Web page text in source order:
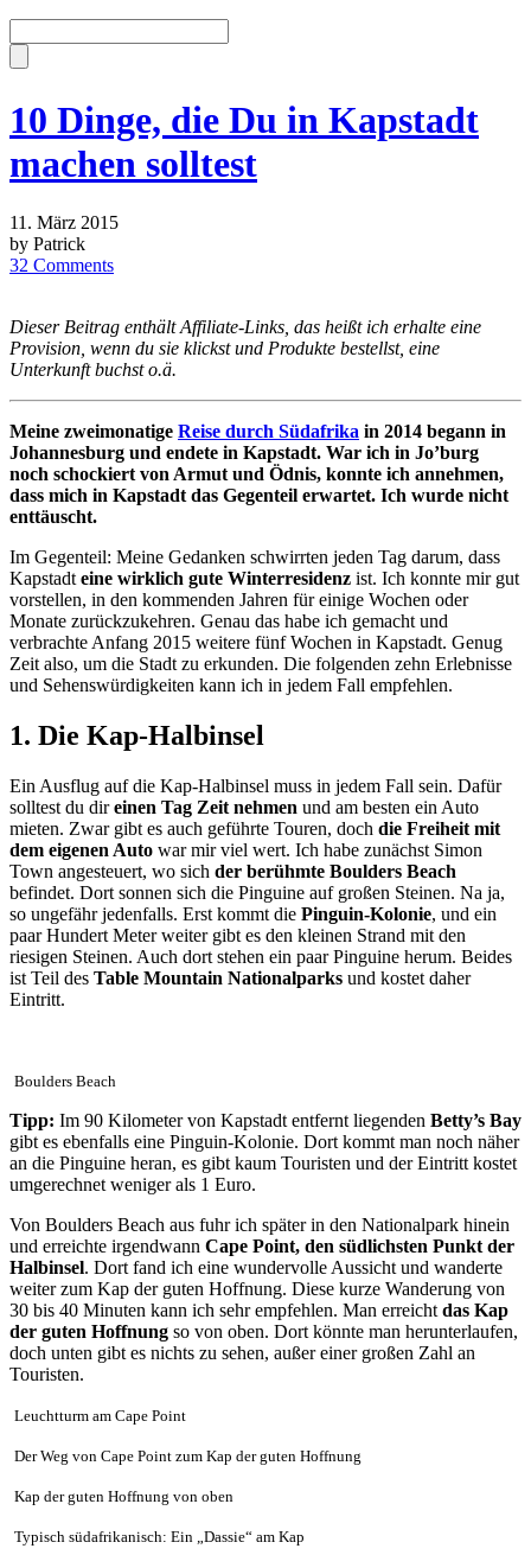
10 Dinge, die Du in Kapstadt
machen solltest
11. März 2015
by Patrick
32 Comments
Dieser Beitrag enthält Affiliate-Links, das heißt ich erhalte eine
Provision, wenn du sie klickst und Produkte bestellst, eine
Unterkunft buchst o.ä.
Meine zweimonatige Reise durch Südafrika in 2014 begann in
Johannesburg und endete in Kapstadt. War ich in Jo’burg
noch schockiert von Armut und Ödnis, konnte ich annehmen,
dass mich in Kapstadt das Gegenteil erwartet. Ich wurde nicht
enttäuscht.
Im Gegenteil: Meine Gedanken schwirrten jeden Tag darum, dass
Kapstadt eine wirklich gute Winterresidenz ist. Ich konnte mir gut
vorstellen, in den kommenden Jahren für einige Wochen oder
Monate zurückzukehren. Genau das habe ich gemacht und
verbrachte Anfang 2015 weitere fünf Wochen in Kapstadt. Genug
Zeit also, um die Stadt zu erkunden. Die folgenden zehn Erlebnisse
und Sehenswürdigkeiten kann ich in jedem Fall empfehlen.
1. Die Kap-Halbinsel
Ein Ausflug auf die Kap-Halbinsel muss in jedem Fall sein. Dafür
solltest du direinen Tag Zeit nehmen und am besten ein Auto
mieten. Zwar gibt es auch geführte Touren, doch die Freiheit mit
dem eigenen Auto war mir viel wert. Ich habe zunächst Simon
Town angesteuert, wo sich der berühmte Boulders Beach
befindet. Dort sonnen sich die Pinguine auf großen Steinen. Na ja,
so ungefähr jedenfalls. Erst kommt die Pinguin-Kolonie, und ein
paar Hundert Meter weiter gibt es den kleinen Strand mit den
riesigen Steinen. Auch dort stehen ein paar Pinguine herum. Beides
ist Teil des Table Mountain Nationalparks und kostet daher
Eintritt.
Boulders Beach
Tipp: Im 90 Kilometer von Kapstadt entfernt liegenden Betty’s Bay
gibt es ebenfalls eine Pinguin-Kolonie. Dort kommt man noch näher
an die Pinguine heran, es gibt kaum Touristen und der Eintritt kostet
umgerechnet weniger als 1 Euro.
Von Boulders Beach aus fuhr ich später in den Nationalpark hinein
und erreichte irgendwann Cape Point, den südlichsten Punkt der
Halbinsel. Dort fand ich eine wundervolle Aussicht und wanderte
weiter zum Kap der guten Hoffnung. Diese kurze Wanderung von
30 bis 40 Minuten kann ich sehr empfehlen. Man erreicht das Kap
der guten Hoffnung so von oben. Dort könnte man herunterlaufen,
doch unten gibt es nichts zu sehen, außer einer großen Zahl an
Touristen.
Leuchtturm am Cape Point
Der Weg von Cape Point zum Kap der guten Hoffnung
Kap der guten Hoffnung von oben
Typisch südafrikanisch: Ein „Dassie“ am Kap